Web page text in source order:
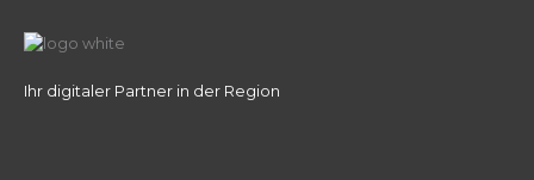
Ihr digitaler Partner in der Region